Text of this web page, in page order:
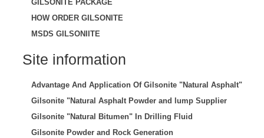
GILSONITE PACKAGE
HOW ORDER GILSONITE
MSDS GILSONIITE
Site information
Advantage And Application Of Gilsonite "Natural Asphalt"
Gilsonite "Natural Asphalt Powder and lump Supplier
Gilsonite "Natural Bitumen" In Drilling Fluid
Gilsonite Powder and Rock Generation